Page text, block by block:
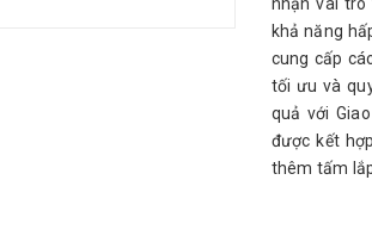
khả năng
cung cấp
tối ưu và
quả với
được kết
thêm tấm